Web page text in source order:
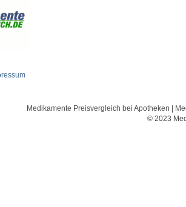
Medikamente Preisvergleich bei Apotheken |
© 2023